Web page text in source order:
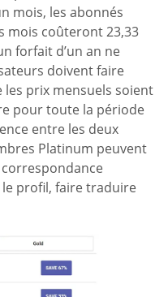
mois, les abonnés
mois coûteront 23,33
forfait d’un an ne
doivent faire
prix mensuels soient
pour toute la période
entre les deux
Platinum peuvent
le profil, faire traduire